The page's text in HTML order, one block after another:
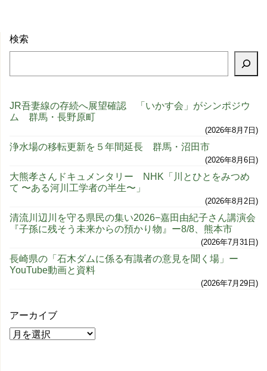
検索
JR吾妻線の存続へ展望確認 「いかす会」がシンポジウ
ム 群馬・長野原町
2026年8月7日
浄水場の移転更新を５年間延長 群馬・沼田市
2026年8月6日
大熊孝さんドキュメンタリー NHK「川とひとをみつめ
て 〜ある河川工学者の半生〜」
2026年8月2日
清流川辺川を守る県民の集い2026−嘉田由紀子さん講演会
『子孫に残そう未来からの預かり物』ー8/8、熊本市
2026年7月31日
長崎県の「石木ダムに係る有識者の意見を聞く場」ー
YouTube動画と資料
2026年7月29日
アーカイブ